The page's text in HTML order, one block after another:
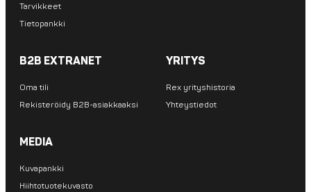
Tarvikkeet
Tietopankki
B2B EXTRANET
Oma tili
Rekisteröidy B2B-asiakkaaksi
YRITYS
Rex yrityshistoria
Yhteystiedot
MEDIA
Kuvapankki
Hiihtotuotekuvasto